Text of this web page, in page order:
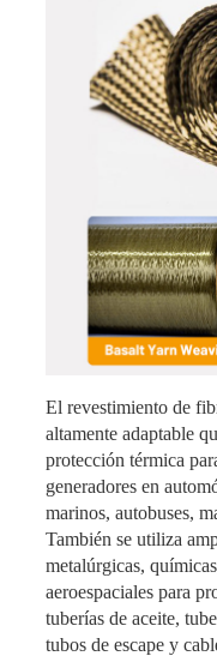
El revestimiento de
altamente adaptable
protección térmica
generadores en
marinos, autobuses,
También se utiliza
metalúrgicas,
aeroespaciales para
tuberías de aceite,
tubos de escape y